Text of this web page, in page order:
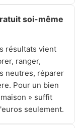
soi-même
résultats vient
ranger,
neutres, réparer
Pour un bien
» suffit
seulement.